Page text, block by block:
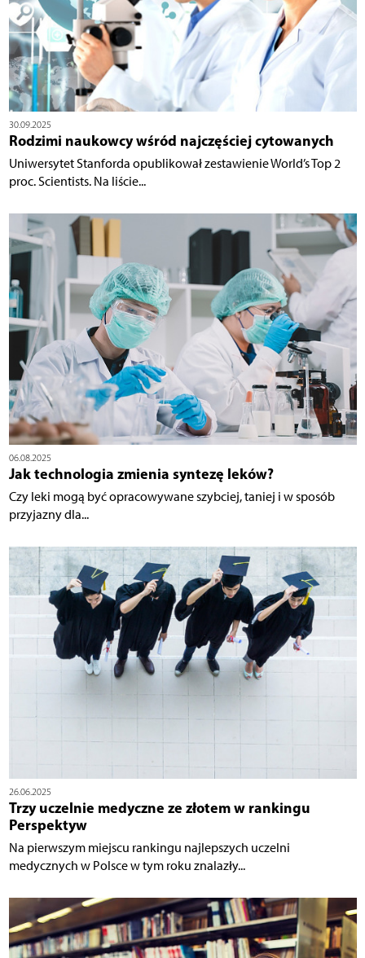
30.09.2025
Rodzimi naukowcy wśród najczęściej cytowanych
Uniwersytet Stanforda opublikował zestawienie World’s Top 2
proc. Scientists. Na liście...
06.08.2025
Jak technologia zmienia syntezę leków?
Czy leki mogą być opracowywane szybciej, taniej i w sposób
przyjazny dla...
26.06.2025
Trzy uczelnie medyczne ze złotem w rankingu
Perspektyw
Na pierwszym miejscu rankingu najlepszych uczelni
medycznych w Polsce w tym roku znalazły...